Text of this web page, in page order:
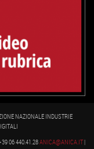
NAZIONALE INDUSTRIE
06 440.41.28ANICA@ANICA.IT|